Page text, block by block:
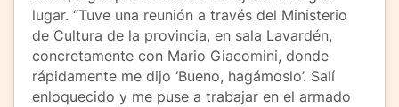
lugar. “Tuve una reunión a través del Ministerio
de Cultura de la provincia, en sala Lavardén,
concretamente con Mario Giacomini, donde
rápidamente me dijo ‘Bueno, hagámoslo’. Salí
enloquecido y me puse a trabajar en el armado